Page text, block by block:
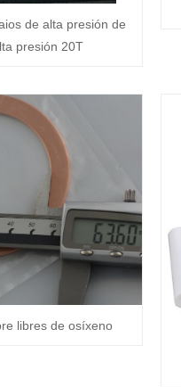
de alta presión de
presión 20T
libres de osíxeno